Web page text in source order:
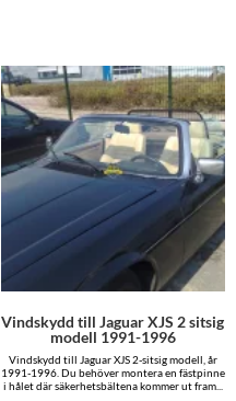
Vindskydd till Jaguar XJS 2 sitsig
modell 1991-1996
Vindskydd till Jaguar XJS 2-sitsig modell, år
1991-1996. Du behöver montera en fästpinne
i hålet där säkerhetsbältena kommer ut fram...